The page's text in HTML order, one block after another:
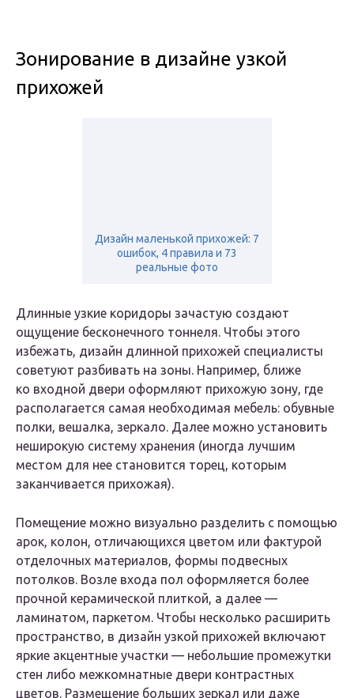
Зонирование в дизайне узкой
прихожей
Дизайн маленькой прихожей: 7
ошибок, 4 правила и 73
реальные фото
Длинные узкие коридоры зачастую создают
ощущение бесконечного тоннеля. Чтобы этого
избежать, дизайн длинной прихожей специалисты
советуют разбивать на зоны. Например, ближе
ко входной двери оформляют прихожую зону, где
располагается самая необходимая мебель: обувные
полки, вешалка, зеркало. Далее можно установить
неширокую систему хранения (иногда лучшим
местом для нее становится торец, которым
заканчивается прихожая).
Помещение можно визуально разделить с помощью
арок, колон, отличающихся цветом или фактурой
отделочных материалов, формы подвесных
потолков. Возле входа пол оформляется более
прочной керамической плиткой, а далее —
ламинатом, паркетом. Чтобы несколько расширить
пространство, в дизайн узкой прихожей включают
яркие акцентные участки — небольшие промежутки
стен либо межкомнатные двери контрастных
цветов. Размещение больших зеркал или даже